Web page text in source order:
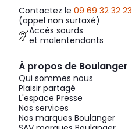
Contactez le 09 69 32 32 23
(appel non surtaxé)
Accès sourds
et malentendants
À propos de Boulanger
Qui sommes nous
Plaisir partagé
L'espace Presse
Nos services
Nos marques Boulanger